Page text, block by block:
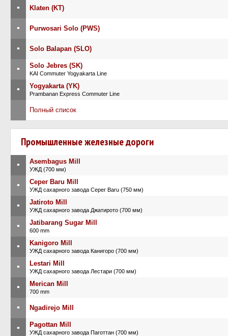
• Klaten (KT)
• Purwosari Solo (PWS)
• Solo Balapan (SLO)
• Solo Jebres (SK)
KAI Commuter Yogyakarta Line
• Yogyakarta (YK)
Prambanan Express Commuter Line
Полный список
Промышленные железные дороги
• Asembagus Mill
УЖД (700 мм)
• Ceper Baru Mill
УЖД сахарного завода Ceper Baru (750 мм)
• Jatiroto Mill
УЖД сахарного завода Джатирото (700 мм)
• Jatibarang Sugar Mill
600 mm
• Kanigoro Mill
УЖД сахарного завода Канигоро (700 мм)
• Lestari Mill
УЖД сахарного завода Лестари (700 мм)
• Merican Mill
700 mm
• Ngadirejo Mill
• Pagottan Mill
УЖД сахарного завода Паготтан (700 мм)